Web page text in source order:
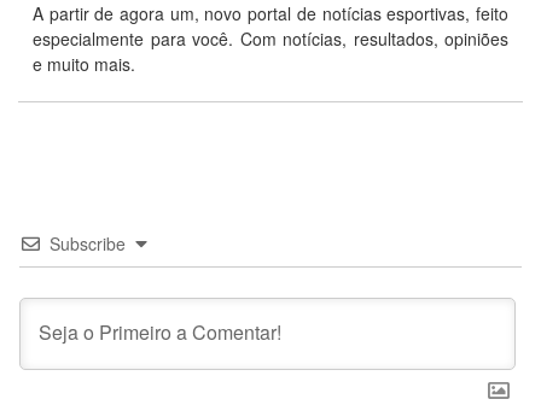
A partir de agora um, novo portal de notícias esportivas, feito
especialmente para você. Com notícias, resultados, opiniões
e muito mais.
Subscribe